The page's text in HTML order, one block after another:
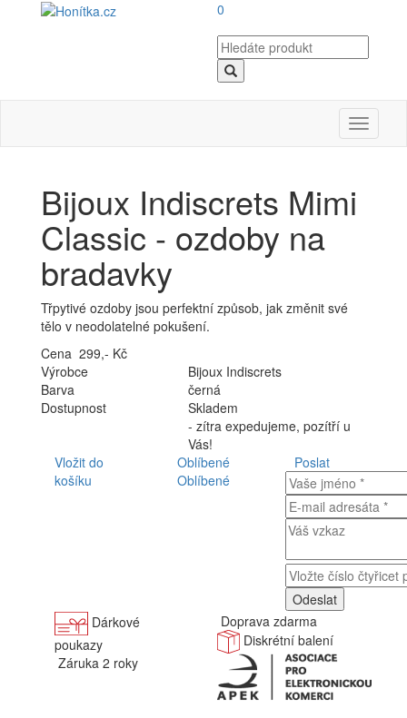
0
Toggle
Bijoux Indiscrets Mimi
Classic - ozdoby na
bradavky
Třpytivé ozdoby jsou perfektní způsob, jak změnit své
tělo v neodolatelné pokušení.
Cena 299,- Kč
Výrobce
Bijoux Indiscrets
Barva
černá
Dostupnost
Skladem
- zítra expedujeme, pozítří u
Vás!
Vložit do
košíku
Oblíbené
Oblíbené
Poslat
Dárkové
poukazy
Doprava zdarma
Diskrétní balení
Záruka 2 roky